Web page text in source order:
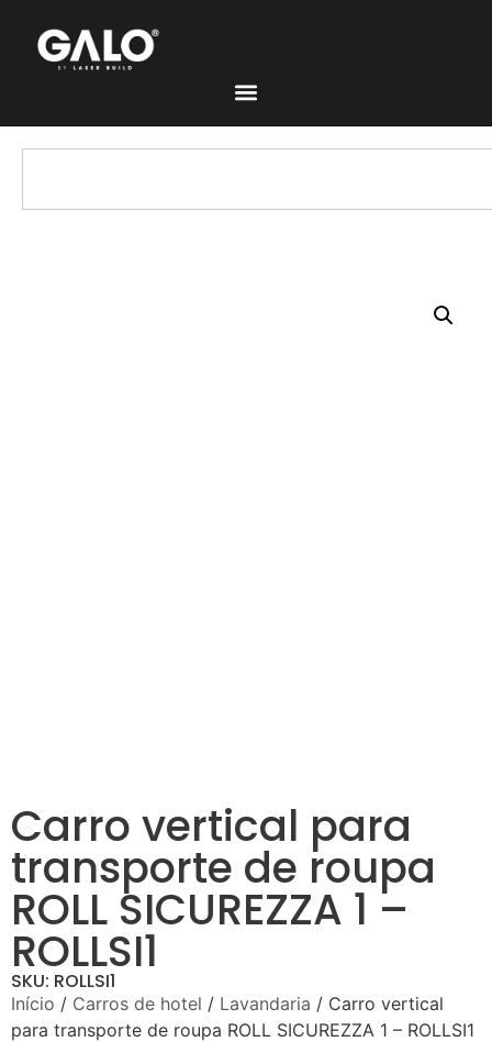
Carro vertical para
transporte de roupa
ROLL SICUREZZA 1 –
ROLLSI1
SKU: ROLLSI1
Início / Carros de hotel / Lavandaria / Carro vertical
para transporte de roupa ROLL SICUREZZA 1 – ROLLSI1